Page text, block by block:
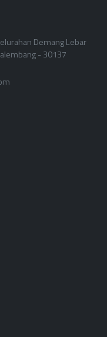
Demang Lebar
- 30137